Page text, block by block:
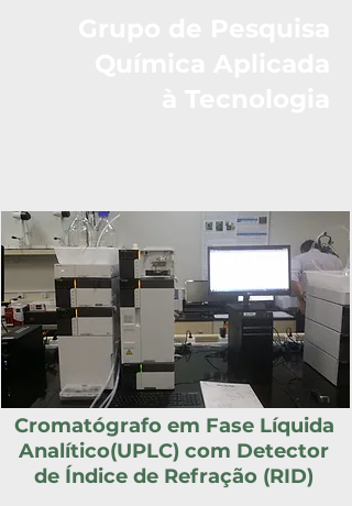
Cromatógrafo em Fase Líquida
Analítico(UPLC) com Detector
de Índice de Refração (RID)